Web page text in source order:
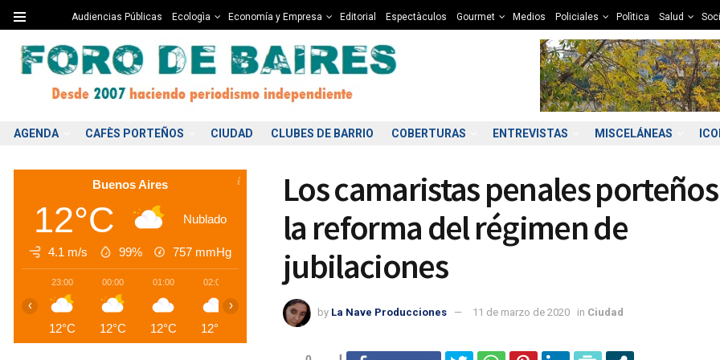
Audiencias Públicas Ecologìa Economía y Empresa Editorial Espectàculos Gourmet Medios Policiales Polìtica Salud
AGENDA CAFÈS PORTEÑOS CIUDAD CLUBES DE BARRIO COBERTURAS ENTREVISTAS MISCELÁNEAS
Los camaristas penales
la reforma del régimen de
jubilaciones
by La Nave Producciones 11 de marzo de 2020 in Ciudad
Buenos Aires
12°C Nublado
4.1 m/s 99% 757 mmHg
23:00
12°C
00:00
12°C
01:00
12°C
02:00
12°C
04:00
12°C
05:00 06:00
‹ ›